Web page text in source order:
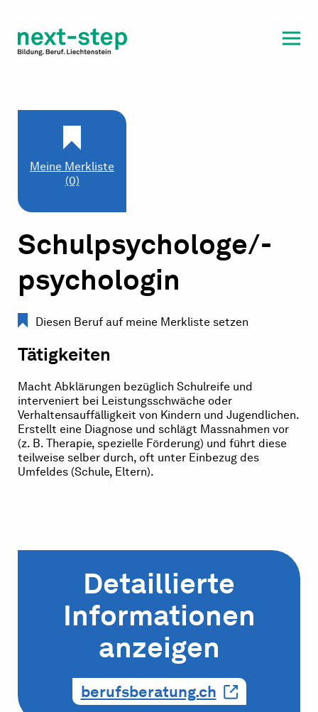
Beratung & Unterstützung
Meine Merkliste
(0)
Schulpsychologe/-
psychologin
Diesen Beruf auf meine Merkliste setzen
Tätigkeiten
Macht Abklärungen bezüglich Schulreife und
interveniert bei Leistungsschwäche oder
Verhaltensauffälligkeit von Kindern und Jugendlichen.
Erstellt eine Diagnose und schlägt Massnahmen vor
(z. B. Therapie, spezielle Förderung) und führt diese
teilweise selber durch, oft unter Einbezug des
Umfeldes (Schule, Eltern).
Detaillierte
Informationen
anzeigen
berufsberatung.ch